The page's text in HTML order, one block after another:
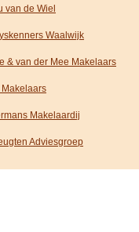
van de Wiel
Waalwijk
& van der Mee Makelaars
Makelaardij
Adviesgroep